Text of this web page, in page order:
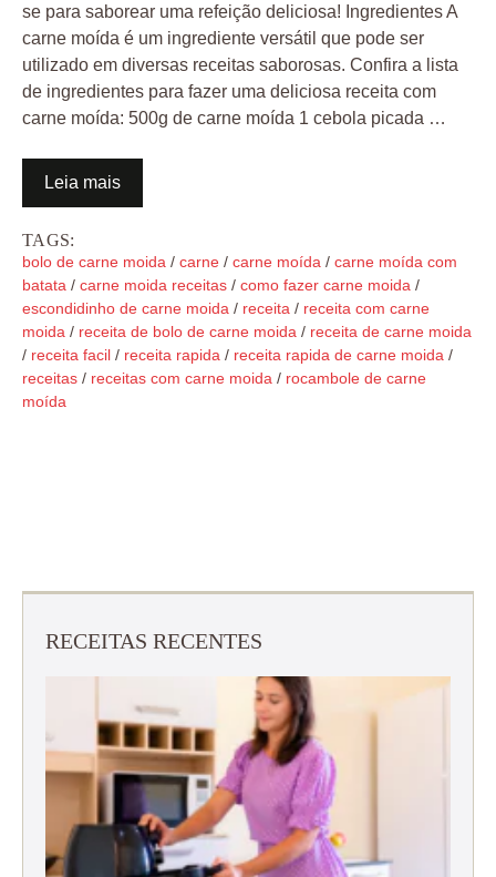
se para saborear uma refeição deliciosa! Ingredientes A
carne moída é um ingrediente versátil que pode ser
utilizado em diversas receitas saborosas. Confira a lista
de ingredientes para fazer uma deliciosa receita com
carne moída: 500g de carne moída 1 cebola picada …
Leia mais
TAGS:
bolo de carne moida / carne / carne moída / carne moída com
batata / carne moida receitas / como fazer carne moida /
escondidinho de carne moida / receita / receita com carne
moida / receita de bolo de carne moida / receita de carne moida
/ receita facil / receita rapida / receita rapida de carne moida /
receitas / receitas com carne moida / rocambole de carne
moída
RECEITAS RECENTES